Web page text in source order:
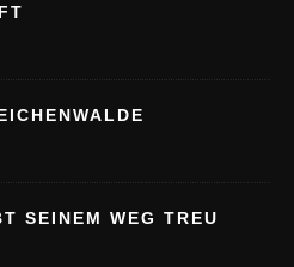
SEINEM WEG TREU